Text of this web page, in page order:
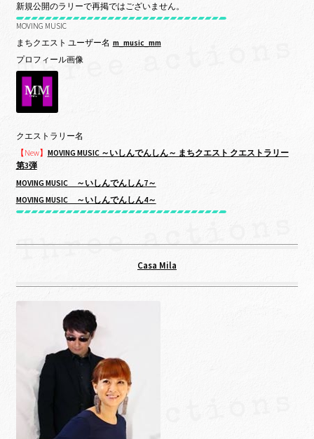
新規公開のラリーで再掲ではございません。
MOVING MUSIC
まちクエスト ユーザー名 m_music_mm
プロフィール画像
クエストラリー名
【New】 MOVING MUSIC ～いしんでんしん～ まちクエスト クエストラリー
第3弾
MOVING MUSIC ～いしんでんしん7～
MOVING MUSIC ～いしんでんしん4～
Casa Mila